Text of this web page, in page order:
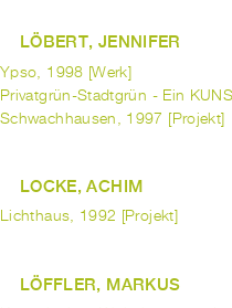
LÖBERT, JENNIFER
Ypso, 1998 [Werk]
Privatgrün-Stadtgrün - Ein
Schwachhausen, 1997 [Projekt]
LOCKE, ACHIM
Lichthaus, 1992 [Projekt]
LÖFFLER, MARKUS